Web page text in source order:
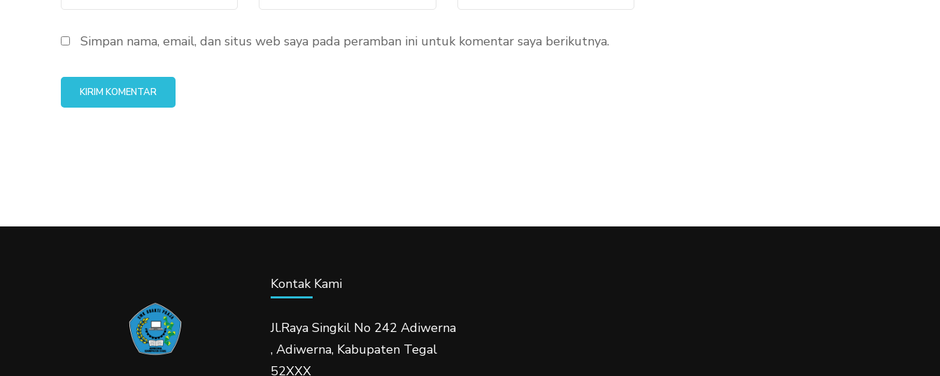
mail*
Web
Simpan nama, email, dan situs web saya pada peramban ini untuk komentar saya berikutnya.
Kontak Kami
Jl.Raya Singkil No 242 Adiwerna
, Adiwerna, Kabupaten Tegal
52XXX